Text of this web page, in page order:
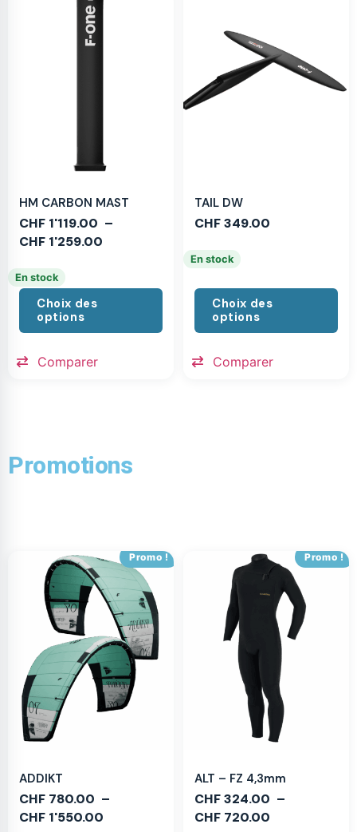
HM CARBON MAST
CHF 1'119.00 –
CHF 1'259.00
En stock
Choix des
options
Comparer
TAIL DW
CHF349.00
En stock
Choix des
options
Comparer
Promotions
Promo !
ADDIKT
CHF 780.00 –
CHF 1'550.00
Promo !
ALT – FZ 4,3mm
CHF324.00 –
CHF 720.00